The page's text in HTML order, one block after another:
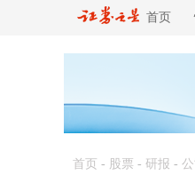
首页
首页 - 股票 - 研报 -